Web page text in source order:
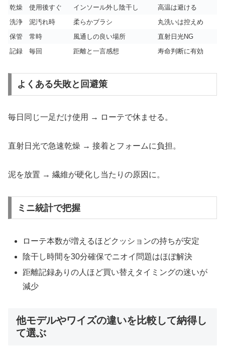
乾燥
使用後すぐ インソール外し陰干し
高温は避ける
洗浄
泥汚れ時 柔らかブラシ
丸洗いは控えめ
保管
常時 風通しの良い場所
直射日光NG
記録
毎回 距離と一言感想 寿命判断に有効
よくある失敗と回避策
毎日同じ一足だけ使用 → ローテで休ませる。
直射日光で急速乾燥 → 接着とフォームに負担。
泥を放置 → 繊維が硬化し当たりの原因に。
ミニ統計で把握
ローテ本数が増えるほどクッションの持ちが安定
陰干し時間を30分確保でニオイ問題はほぼ解決
距離記録ありの人ほど買い替えタイミングの迷いが
減少
他モデルやワイズの違いを比較して納得し
て選ぶ